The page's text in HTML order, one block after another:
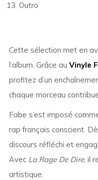
Outro
Cette sélection met en
l’album. Grâce au Vinyle
profitez d’un
chaque morceau
Fabe s’est imposé
rap français conscient.
discours réfléchi et
Avec La Rage De Dire, il
artistique.